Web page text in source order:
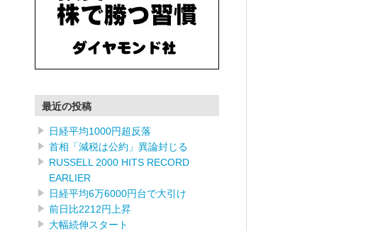
最近の投稿
日経平均1000円超反落
首相「減税は公約」異論封じる
RUSSELL 2000 HITS RECORD
EARLIER
日経平均6万6000円台で大引け
前日比2212円上昇
大幅続伸スタート